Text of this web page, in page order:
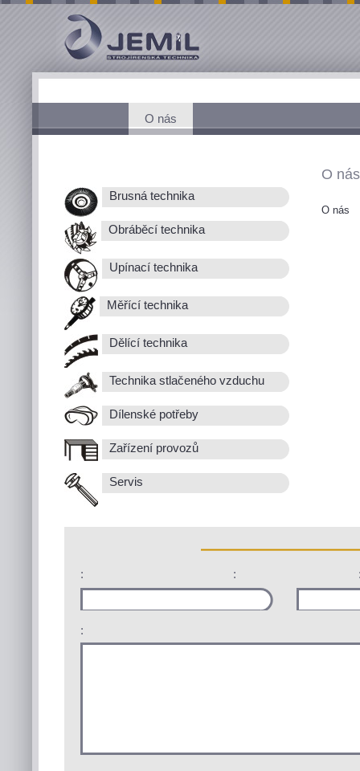
O nás
Brusná technika
Obráběcí technika
Upínací technika
Měřící technika
Dělící technika
Technika stlačeného vzduchu
Dílenské potřeby
Zařízení provozů
Servis
O nás
O nás
: :
: